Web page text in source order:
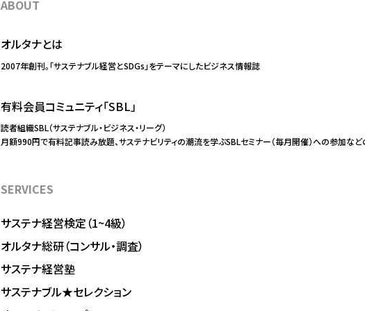
ABOUT
オルタナとは
2007年創刊。「サステナブル経営とSDGs」をテーマにしたビジネス情報誌
有料会員コミュニティ「SBL」
読者組織SBL（サステナブル・ビジネス・リーグ）
月額990円で有料記事読み放題、サステナビリティの潮流を学ぶSBLセミナー（毎月開催）への参加な
SERVICES
サステナ経営検定（1~4級）
オルタナ総研（コンサル・調査）
サステナ経営塾
サステナブル★セレクション